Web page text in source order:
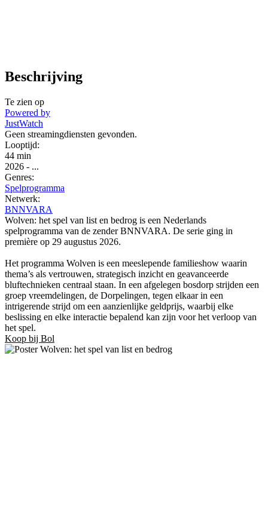
Beschrijving
Te zien op
Powered by
JustWatch
Geen streamingdiensten gevonden.
Looptijd:
44 min
2026 - ...
Genres:
Spelprogramma
Netwerk:
BNNVARA
Wolven: het spel van list en bedrog is een Nederlands
spelprogramma van de zender BNNVARA. De serie ging in
première op 29 augustus 2026.
Het programma Wolven is een meeslepende familieshow waarin
thema’s als vertrouwen, strategisch inzicht en geavanceerde
bluftechnieken centraal staan. In een afgelegen bosdorp strijden een
groep vreemdelingen, de Dorpelingen, tegen elkaar in een
intrigerende strijd om een aanzienlijke geldprijs, waarbij elke
beslissing en elke interactie bepalend kan zijn voor het verloop van
het spel.
Koop bij Bol